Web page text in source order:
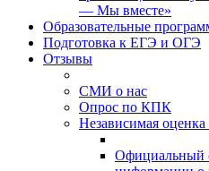
— Мы вместе»
Образовательные
Подготовка к ЕГЭ и ОГЭ
Отзывы
СМИ о нас
Опрос по КПК
Независимая оценка
Официальный